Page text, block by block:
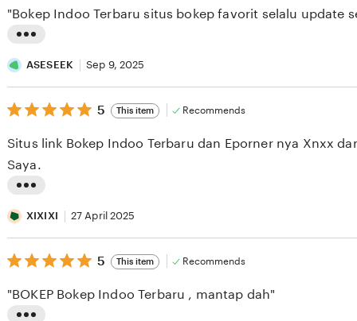
5
stars
i
s
t
n
g
e
v
i
w
"Bokep Indoo Terbaru situs bokep favorit selalu update
ASESEEK Sep 9, 2025
5
out
5
stars
5 This item Recommends
i
s
t
n
Situs link Bokep Indoo Terbaru dan Eporner nya Xnxx
Saya.
XIXIXI 27 April 2025
5
out
5
stars
5 This item Recommends
"BOKEP Bokep Indoo Terbaru , mantap dah"